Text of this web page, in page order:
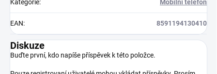
Kategorie: Mobilní telefon
EAN: 8591194130410
Diskuze
Buďte první, kdo napíše příspěvek k této položce.